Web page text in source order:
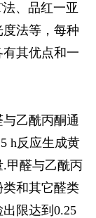
、品红一亚
法等，每种
其优点和一
乙酰丙酮通
h反应生成黄
甲醛与乙酰丙
和其它醛类
限达到0.25